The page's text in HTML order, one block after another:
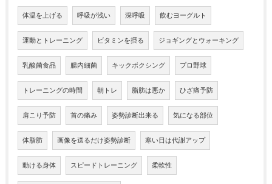
体温を上げる 呼吸が浅い 深呼吸 飲むヨーグルト
運動とトレーニング ビタミンを摂る ジョギングとウォーキング
乳酸菌食品 腸内細菌 キックボクシング プロ野球
トレーニングの時間 朝トレ 脂肪は悪か ひざ痛予防
肩こり予防 首の痛み 姿勢診断出来る 気になる部位
体脂肪 画像を送るだけ姿勢診断 寒い日は代謝アップ
動ける身体 スピードトレーニング 柔軟性